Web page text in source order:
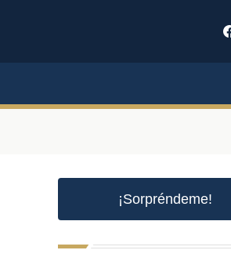
¡Sorpréndeme!